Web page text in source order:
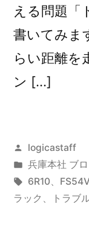
える問題「
書いてみ
らい距離を
ン […]
投
稿
者:
logicastaff
カ
テ
ゴ
兵庫本社 ブ
タ
グ:
6R10、
ラック
トラブ